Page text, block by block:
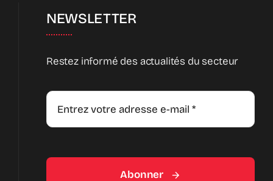
NEWSLETTER
Restez informé des actualités du secteur
Abonner